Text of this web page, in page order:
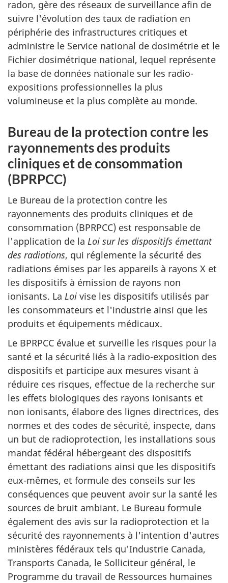
radon, gère des réseaux de surveillance afin de
suivre l'évolution des taux de radiation en
périphérie des infrastructures critiques et
administre le Service national de dosimétrie et le
Fichier dosimétrique national, lequel représente
la base de données nationale sur les radio-
expositions professionnelles la plus
volumineuse et la plus complète au monde.
Bureau de la protection contre les
rayonnements des produits
cliniques et de consommation
(BPRPCC)
Le Bureau de la protection contre les
rayonnements des produits cliniques et de
consommation (BPRPCC) est responsable de
l'application de la Loi sur les dispositifs émettant
des radiations, qui réglemente la sécurité des
radiations émises par les appareils à rayons X et
les dispositifs à émission de rayons non
ionisants. La Loi vise les dispositifs utilisés par
les consommateurs et l'industrie ainsi que les
produits et équipements médicaux.
Le BPRPCC évalue et surveille les risques pour la
santé et la sécurité liés à la radio-exposition des
dispositifs et participe aux mesures visant à
réduire ces risques, effectue de la recherche sur
les effets biologiques des rayons ionisants et
non ionisants, élabore des lignes directrices, des
normes et des codes de sécurité, inspecte, dans
un but de radioprotection, les installations sous
mandat fédéral hébergeant des dispositifs
émettant des radiations ainsi que les dispositifs
eux-mêmes, et formule des conseils sur les
conséquences que peuvent avoir sur la santé les
sources de bruit ambiant. Le Bureau formule
également des avis sur la radioprotection et la
sécurité des rayonnements à l'intention d'autres
ministères fédéraux tels qu'Industrie Canada,
Transports Canada, le Solliciteur général, le
Programme du travail de Ressources humaines